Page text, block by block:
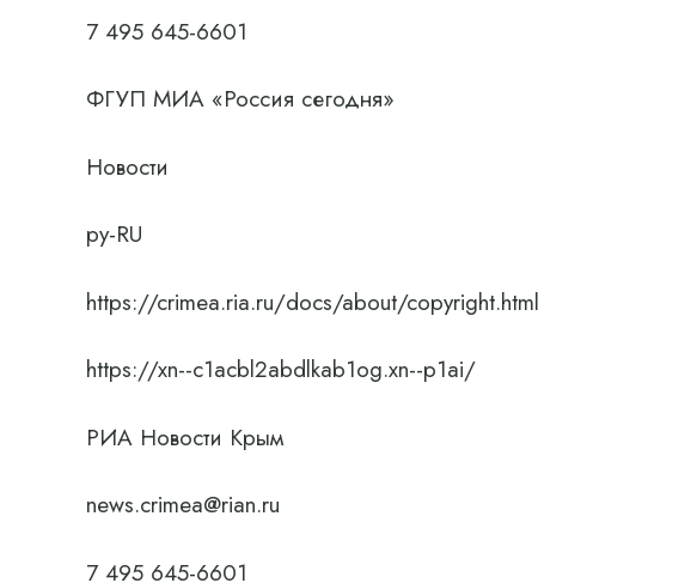
7 495 645-6601
ФГУП МИА «Россия сегодня»
Новости
ру-RU
https://crimea.ria.ru/docs/about/copyright.html
https://xn--c1acbl2abdlkab1og.xn--p1ai/
РИА Новости Крым
news.crimea@rian.ru
7 495 645-6601